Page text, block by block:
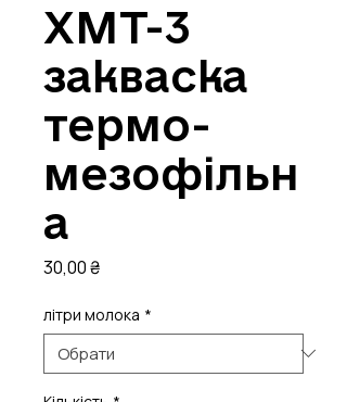
XMT-3
закваска
термо-
мезофільн
а
30,00 ₴Ціна
літри молока *